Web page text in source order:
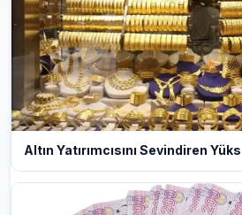
Altın Yatırımcısını Sevindiren